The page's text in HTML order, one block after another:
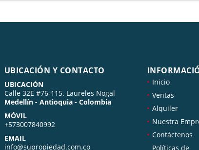
UBICACIÓN Y CONTACTO
UBICACIÓN
Calle 32E #76-115. Laureles Nogal
Medellín - Antioquia - Colombia
MÓVIL
+573007840992
EMAIL
info@supropiedad.com.co
Inicio
Ventas
Alquiler
Nuestra
Contáctenos
Políticas de